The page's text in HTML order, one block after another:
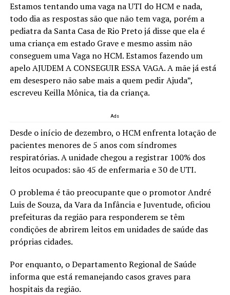
Estamos tentando uma vaga na UTI do HCM e nada,
todo dia as respostas são que não tem vaga, porém a
pediatra da Santa Casa de Rio Preto já disse que ela é
uma criança em estado Grave e mesmo assim não
conseguem uma Vaga no HCM. Estamos fazendo um
apelo AJUDEM A CONSEGUIR ESSA VAGA. A mãe já está
em desespero não sabe mais a quem pedir Ajuda”,
escreveu Keilla Mônica, tia da criança.
Ads
Desde o início de dezembro, o HCM enfrenta lotação de
pacientes menores de 5 anos com síndromes
respiratórias. A unidade chegou a registrar 100% dos
leitos ocupados: são 45 de enfermaria e 30 de UTI.
O problema é tão preocupante que o promotor André
Luis de Souza, da Vara da Infância e Juventude, oficiou
prefeituras da região para responderem se têm
condições de abrirem leitos em unidades de saúde das
próprias cidades.
Por enquanto, o Departamento Regional de Saúde
informa que está remanejando casos graves para
hospitais da região.